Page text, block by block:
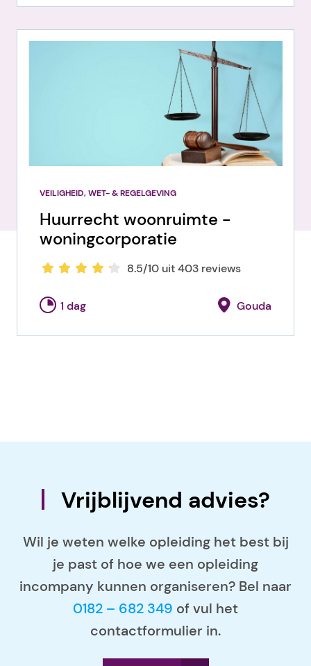
VEILIGHEID, WET- & REGELGEVING
Huurrecht woonruimte -
woningcorporatie
8.5/10 uit 403 reviews
1 dag Gouda
Vrijblijvend advies?
Wil je weten welke opleiding het best bij
je past of hoe we een opleiding
incompany kunnen organiseren? Bel naar
0182 – 682 349 of vul het
contactformulier in.